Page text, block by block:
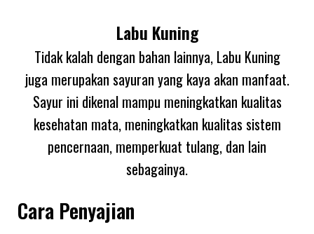
Labu Kuning
Tidak kalah dengan bahan lainnya, Labu Kuning
juga merupakan sayuran yang kaya akan manfaat.
Sayur ini dikenal mampu meningkatkan kualitas
kesehatan mata, meningkatkan kualitas sistem
pencernaan, memperkuat tulang, dan lain
sebagainya.
Cara Penyajian